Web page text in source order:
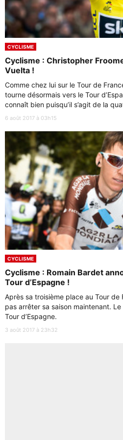
CYCLISME
Cyclisme : Christopher
Vuelta !
Comme chez lui sur le Tour de
tourne désormais vers le Tour
connaît bien puisqu’il s’agit de la
6 août 2017 à 03h15
CYCLISME
Cyclisme : Romain Bardet
Tour d’Espagne !
Après sa troisième place au Tour de
pas arrêter sa saison maintenant.
Tour d’Espagne.
3 août 2017 à 23h32